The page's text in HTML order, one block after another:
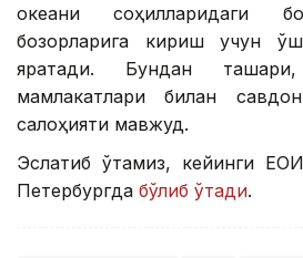
океани соҳилларидаги
бозорларига кириш учун
яратади. Бундан
мамлакатлари билан
салоҳияти мавжуд.
Эслатиб ўтамиз, кейинги
Петербургда бўлиб ўтади.